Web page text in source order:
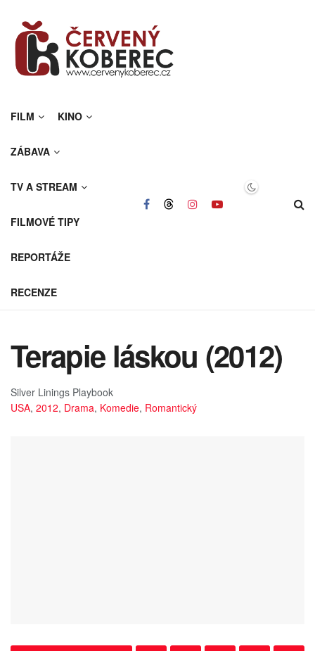
FILM KINO
ZÁBAVA
TV A STREAM
FILMOVÉ TIPY
REPORTÁŽE
RECENZE
Terapie láskou (2012)
Silver Linings Playbook
USA, 2012, Drama, Komedie, Romantický